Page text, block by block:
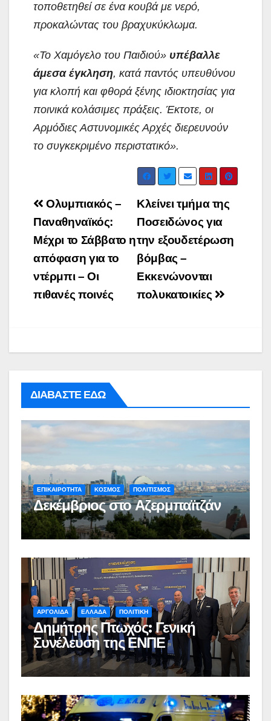
τοποθετηθεί σε ένα κουβά με νερό,
προκαλώντας του βραχυκύκλωμα.
«Το Χαμόγελο του Παιδιού» υπέβαλλε
άμεσα έγκληση, κατά παντός υπευθύνου
για κλοπή και φθορά ξένης ιδιοκτησίας για
ποινικά κολάσιμες πράξεις. Έκτοτε, οι
Αρμόδιες Αστυνομικές Αρχές διερευνούν
το συγκεκριμένο περιστατικό».
Post
navigation
Κλείνει τμήμα της
Ποσειδώνος για
την εξουδετέρωση
βόμβας –
Εκκενώνονται
πολυκατοικίες
Ολυμπιακός –
Παναθηναϊκός:
Μέχρι το Σάββατο η
απόφαση για το
ντέρμπι – Οι
πιθανές ποινές
ΔΙΑΒΑΣΤΕ ΕΔΩ
ΕΠΙΚΑΙΡΟΤΗΤΑ ΚΟΣΜΟΣ ΠΟΛΙΤΙΣΜΟΣ
Δεκέμβριος στο Αζερμπαϊτζάν
ΑΡΓΟΛΙΔΑ ΕΛΛΑΔΑ ΠΟΛΙΤΙΚΗ
Δημήτρης Πτωχός: Γενική
Συνέλευση της ΕΝΠΕ